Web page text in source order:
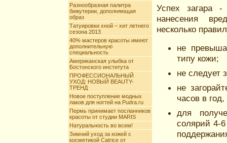
Разнообразная палитра
бижутерии, дополняющая
образ
Татуировки хной – хит летнего
сезона 2013
40% мастеров красоты имеют
дополнительную
специальность
Американская улыбка от
Бостонского института
ПРОФЕССИОНАЛЬНЫЙ
УХОД: НОВЫЙ BEAUTY-
ТРЕНД
Новое поступление модных
лаков для ногтей на Pudra.ru
Пермь принимает посланников
красоты от студии MARIS
Натуральность во всем!
Зимний уход за кожей с
косметикой Catrice от
Успех загара -
нанесения
несколько
не
типу кожи;
не следует
не
часов в
для
солярий 4-